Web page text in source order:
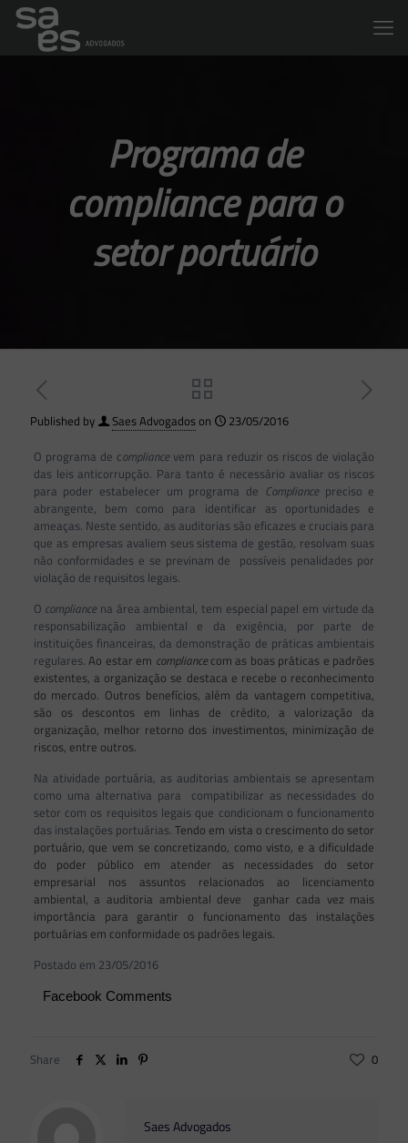
Programa de
compliance para o
setor portuário
Published by Saes Advogadoson
23/05/2016
O programa de compliancevem para reduzir os riscos de violação
das leis anticorrupção. Para tanto é necessário avaliar os riscos
para poder estabelecer um programa de Compliancepreciso e
abrangente, bem como para identificar as oportunidades e
ameaças. Neste sentido, as auditorias são eficazes e cruciais para
que as empresas avaliem seus sistema de gestão, resolvam suas
não conformidades e se previnam de possíveis penalidades por
violação de requisitos legais.
O compliance na área ambiental, tem especial papel em virtude da
responsabilização ambiental e da exigência, por parte de
instituições financeiras, da demonstração de práticas ambientais
regulares.Ao estar em compliancecom as boas práticas e padrões
existentes, a organização se destaca e recebe o reconhecimento
do mercado. Outros benefícios, além da vantagem competitiva,
são os descontos em linhas de crédito, a valorização da
organização, melhor retorno dos investimentos, minimização de
riscos, entre outros.
Na atividade portuária, as auditorias ambientais se apresentam
como uma alternativa para compatibilizar as necessidades do
setor com os requisitos legais que condicionam o funcionamento
das instalações portuárias.Tendo em vista o crescimento do setor
portuário, que vem se concretizando, como visto, e a dificuldade
do poder público em atender as necessidades do setor
empresarial nos assuntos relacionados ao licenciamento
ambiental, a auditoria ambiental deve ganhar cada vez mais
importância para garantir o funcionamento das instalações
portuárias em conformidade os padrões legais.
Postado em 23/05/2016
Facebook Comments
Share 0
Saes Advogados